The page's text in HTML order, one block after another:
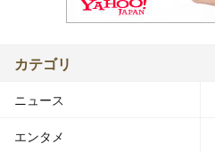
カテゴリ
ニュース
エンタメ